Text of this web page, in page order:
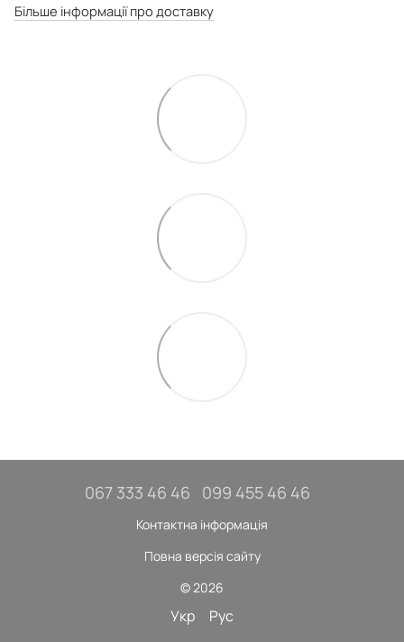
Більше інформації про доставку
067 333 46 46 099 455 46 46
Контактна інформація
Повна версія сайту
© 2026
Укр Рус